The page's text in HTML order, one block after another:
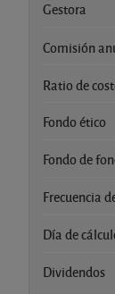
Gestora
Comisión
Ratio de
Fondo ético
Fondo de
Frecuencia
Día de
Dividendos